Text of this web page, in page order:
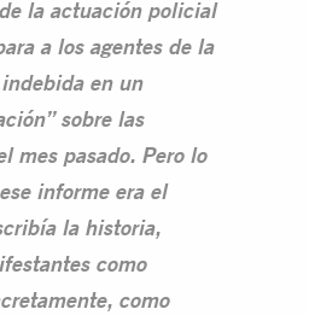
la actuación policial
a los agentes de la
en un
sobre las
mes pasado. Pero lo
informe era el
la historia,
como
como